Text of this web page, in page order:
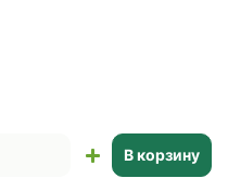
В корзину